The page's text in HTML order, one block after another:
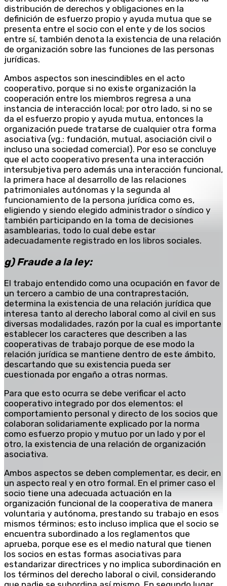
distribución de derechos y obligaciones en la
definición de esfuerzo propio y ayuda mutua que se
presenta entre el socio con el ente y de los socios
entre sí, también denota la existencia de una relación
de organización sobre las funciones de las personas
jurídicas.
Ambos aspectos son inescindibles en el acto
cooperativo, porque si no existe organización la
cooperación entre los miembros regresa a una
instancia de interacción local; por otro lado, si no se
da el esfuerzo propio y ayuda mutua, entonces la
organización puede tratarse de cualquier otra forma
asociativa (vg.: fundación, mutual, asociación civil o
incluso una sociedad comercial). Por eso se concluye
que el acto cooperativo presenta una interacción
intersubjetiva pero además una interacción funcional,
la primera hace al desarrollo de las relaciones
patrimoniales autónomas y la segunda al
funcionamiento de la persona jurídica como es,
eligiendo y siendo elegido administrador o síndico y
también participando en la toma de decisiones
asamblearias, todo lo cual debe estar
adecuadamente registrado en los libros sociales.
g) Fraude a la ley:
El trabajo entendido como una ocupación en favor de
un tercero a cambio de una contraprestación,
determina la existencia de una relación jurídica que
interesa tanto al derecho laboral como al civil en sus
diversas modalidades, razón por la cual es importante
establecer los caracteres que describen a las
cooperativas de trabajo porque de ese modo la
relación jurídica se mantiene dentro de este ámbito,
descartando que su existencia pueda ser
cuestionada por engaño a otras normas.
Para que esto ocurra se debe verificar el acto
cooperativo integrado por dos elementos: el
comportamiento personal y directo de los socios que
colaboran solidariamente explicado por la norma
como esfuerzo propio y mutuo por un lado y por el
otro, la existencia de una relación de organización
asociativa.
Ambos aspectos se deben complementar, es decir, en
un aspecto real y en otro formal. En el primer caso el
socio tiene una adecuada actuación en la
organización funcional de la cooperativa de manera
voluntaria y autónoma, prestando su trabajo en esos
mismos términos; esto incluso implica que el socio se
encuentra subordinado a los reglamentos que
aprueba, porque ese es el medio natural que tienen
los socios en estas formas asociativas para
estandarizar directrices y no implica subordinación en
los términos del derecho laboral o civil, considerando